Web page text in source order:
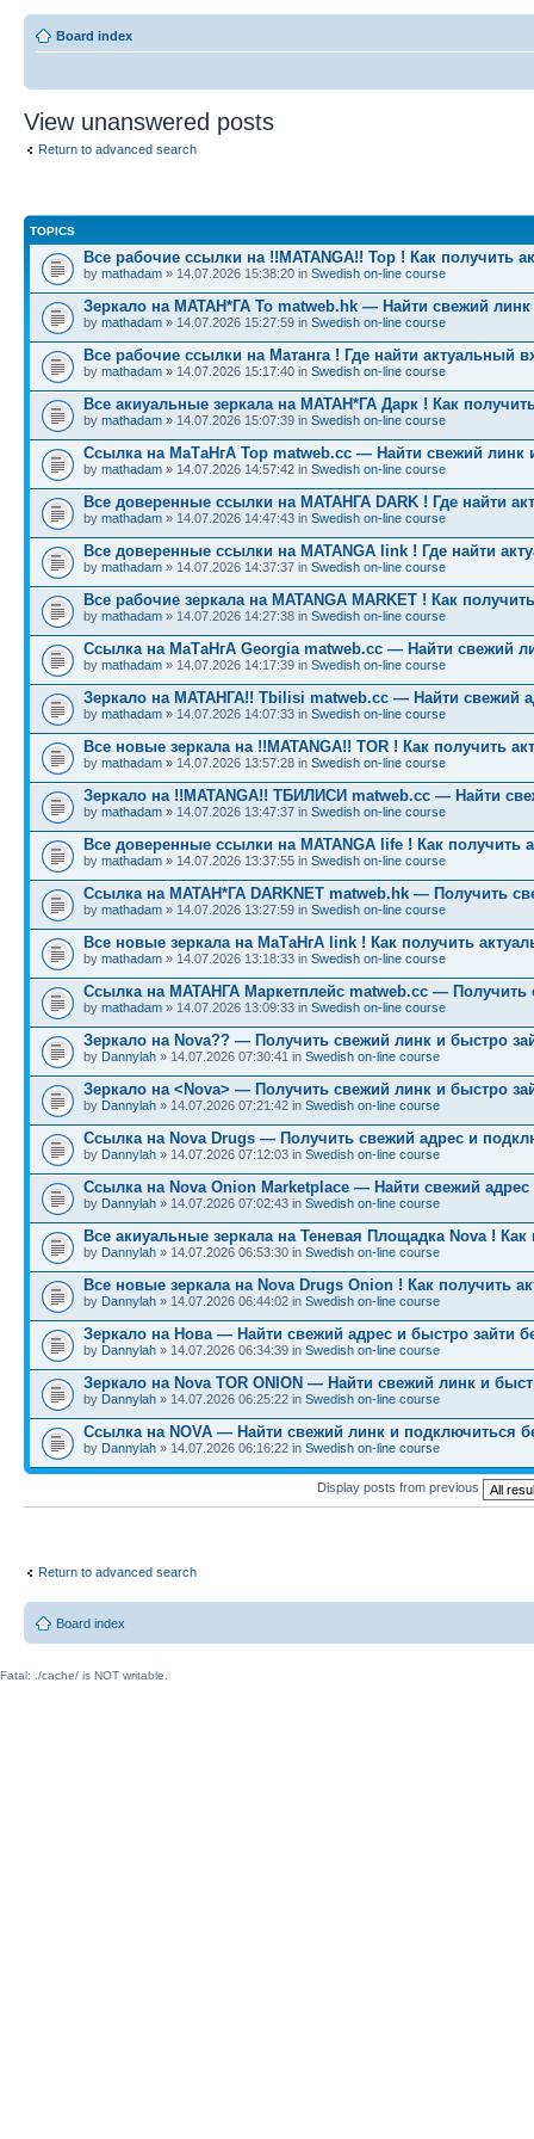
Board index
View unanswered posts
Return to advanced search
TOPICS
Все рабочие ссылки на !!MATANGA!! Тор ! Как получить
by mathadam » 14.07.2026 15:38:20 in Swedish on-line course
Зеркало на МАТАН*ГА To matweb.hk — Найти свежий линк
by mathadam » 14.07.2026 15:27:59 in Swedish on-line course
Все рабочие ссылки на Матанга ! Где найти актуальный
by mathadam » 14.07.2026 15:17:40 in Swedish on-line course
Все акиуальные зеркала на МАТАН*ГА Дарк ! Как
by mathadam » 14.07.2026 15:07:39 in Swedish on-line course
Ссылка на МаТаНгА Тор matweb.cc — Найти свежий линк
by mathadam » 14.07.2026 14:57:42 in Swedish on-line course
Все доверенные ссылки на МАТАНГА DARK ! Где найти
by mathadam » 14.07.2026 14:47:43 in Swedish on-line course
Все доверенные ссылки на MATANGA link ! Где найти
by mathadam » 14.07.2026 14:37:37 in Swedish on-line course
Все рабочие зеркала на MATANGA MARKET ! Как
by mathadam » 14.07.2026 14:27:38 in Swedish on-line course
Ссылка на МаТаНгА Georgia matweb.cc — Найти свежий
by mathadam » 14.07.2026 14:17:39 in Swedish on-line course
Зеркало на МАТАНГА!! Tbilisi matweb.cc — Найти свежий
by mathadam » 14.07.2026 14:07:33 in Swedish on-line course
Все новые зеркала на !!MATANGA!! TOR ! Как получить
by mathadam » 14.07.2026 13:57:28 in Swedish on-line course
Зеркало на !!MATANGA!! ТБИЛИСИ matweb.cc — Найти
by mathadam » 14.07.2026 13:47:37 in Swedish on-line course
Все доверенные ссылки на MATANGA life ! Как получить
by mathadam » 14.07.2026 13:37:55 in Swedish on-line course
Ссылка на МАТАН*ГА DARKNET matweb.hk — Получить
by mathadam » 14.07.2026 13:27:59 in Swedish on-line course
Все новые зеркала на МаТаНгА link ! Как получить
by mathadam » 14.07.2026 13:18:33 in Swedish on-line course
Ссылка на МАТАНГА Маркетплейс matweb.cc — Получить
by mathadam » 14.07.2026 13:09:33 in Swedish on-line course
Зеркало на Nova?? — Получить свежий линк и быстро
by Dannylah » 14.07.2026 07:30:41 in Swedish on-line course
Зеркало на <Nova> — Получить свежий линк и быстро
by Dannylah » 14.07.2026 07:21:42 in Swedish on-line course
Ссылка на Nova Drugs — Получить свежий адрес и
by Dannylah » 14.07.2026 07:12:03 in Swedish on-line course
Ссылка на Nova Onion Marketplace — Найти свежий
by Dannylah » 14.07.2026 07:02:43 in Swedish on-line course
Все акиуальные зеркала на Теневая Площадка Nova ! Как
by Dannylah » 14.07.2026 06:53:30 in Swedish on-line course
Все новые зеркала на Nova Drugs Onion ! Как получить
by Dannylah » 14.07.2026 06:44:02 in Swedish on-line course
Зеркало на Нова — Найти свежий адрес и быстро зайти
by Dannylah » 14.07.2026 06:34:39 in Swedish on-line course
Зеркало на Nova TOR ONION — Найти свежий линк и
by Dannylah » 14.07.2026 06:25:22 in Swedish on-line course
Ссылка на NOVA — Найти свежий линк и подключиться
by Dannylah » 14.07.2026 06:16:22 in Swedish on-line course
Display posts from previous
Return to advanced search
Board index
Fatal: ./cache/ is NOT writable.